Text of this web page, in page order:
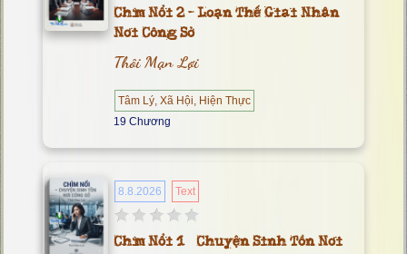
Chìm Nổi 2 - Loạn Thế Giai Nhân
Nơi Công Sở
Thôi Mạn Lợi
Tâm Lý, Xã Hội, Hiện Thực
19 Chương
8.8.2026 Text
Chìm Nổi 1– Chuyện Sinh Tồn Nơi